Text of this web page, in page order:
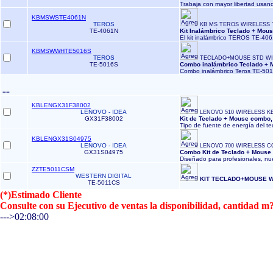
Trabaja con mayor libertad
KBMSWSTE4061N
TEROS
TE-4061N
KB MS TEROS WIRELESS
Kit Inalámbrico Teclado +
El kit inalámbrico TEROS TE-
KBMSWWHTE5016S
TEROS
TE-5016S
TECLADO+MOUSE STD
Combo inalámbrico Teclado +
Combo inalámbrico Teros TE-
==
KBLENGX31F38002
LENOVO - IDEA
GX31F38002
LENOVO 510 WIRELESS
Kit de Teclado + Mouse
Tipo de fuente de energía del
KBLENGX31S04975
LENOVO - IDEA
GX31S04975
LENOVO 700 WIRELESS
Combo Kit de Teclado +
Diseñado para profesionales,
ZZTE5011CSM
WESTERN DIGITAL
TE-5011CS
KIT TECLADO+MOUSE
(*)Estimado Cliente
Consulte con su Ejecutivo de ventas la disponibilidad, cantidad
--->02:08:00